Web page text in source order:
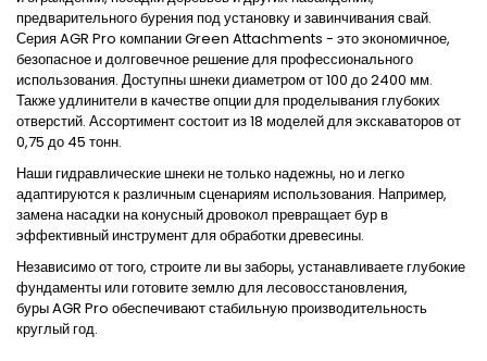
предварительного бурения под установку и завинчивания свай.
Серия AGR Pro компании Green Attachments - это экономичное,
безопасное и долговечное решение для профессионального
использования. Доступны шнеки диаметром от 100 до 2400 мм.
Также удлинители в качестве опции для проделывания глубоких
отверстий. Ассортимент состоит из 18 моделей для экскаваторов от
0,75 до 45 тонн.
Наши гидравлические шнеки не только надежны, но и легко
адаптируются к различным сценариям использования. Например,
замена насадки на конусный дровокол превращает бур в
эффективный инструмент для обработки древесины.
Независимо от того, строите ли вы заборы, устанавливаете глубокие
фундаменты или готовите землю для лесовосстановления,
бурыAGR Pro обеспечивают стабильную производительность
круглый год.